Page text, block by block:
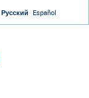
Русский Español